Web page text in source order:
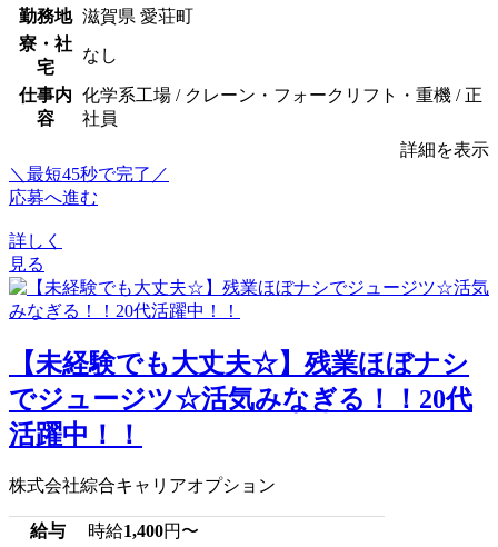
勤務地 滋賀県 愛荘町
寮・社
宅
なし
仕事内
容
化学系工場 / クレーン・フォークリフト・重機 / 正
社員
詳細を表示
＼最短45秒で完了／
応募へ進む
詳しく
見る
【未経験でも大丈夫☆】残業ほぼナシ
でジュージツ☆活気みなぎる！！20代
活躍中！！
株式会社綜合キャリアオプション
給与 時給1,400円〜